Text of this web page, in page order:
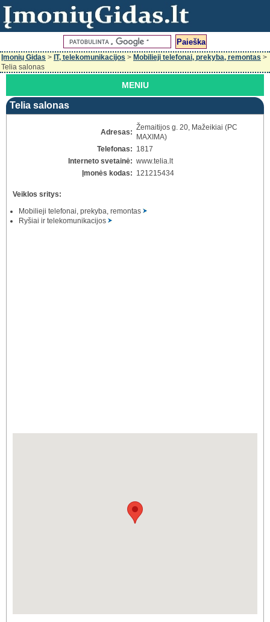
Įmonių Gidas > IT, telekomunikacijos > Mobilieji telefonai, prekyba, remontas >
Telia salonas
MENIU
Telia salonas
Adresas:
Žemaitijos g. 20, Mažeikiai (PC
MAXIMA)
Telefonas: 1817
Interneto svetainė: www.telia.lt
Įmonės kodas: 121215434
Veiklos sritys:
Mobilieji telefonai, prekyba, remontas
Ryšiai ir telekomunikacijos